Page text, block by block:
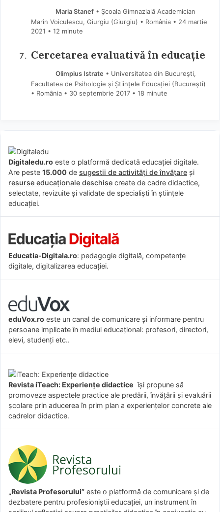
Maria Stanef• Școala Gimnazială Academician
Marin Voiculescu, Giurgiu (Giurgiu) • România
24 martie
2021 • 12 minute
Cercetarea evaluativă în educație
Olimpius Istrate • Universitatea din București,
Facultatea de Psihologie și Științele Educației (Bucureşti)
• România
30 septembrie 2017 • 18 minute
Digitaledu.ro este o platformă dedicată educației digitale.
Are peste 15.000 de sugestii de activități de învățare și
resurse educaționale deschise create de cadre didactice,
selectate, revizuite și validate de specialiști în științele
educației.
Educatia-Digitala.ro: pedagogie digitală, competențe
digitale, digitalizarea educației.
eduVox.ro este un canal de comunicare și informare pentru
persoane implicate în mediul educațional: profesori, directori,
elevi, studenți etc..
Revista iTeach: Experienţe didactice îşi propune să
promoveze aspectele practice ale predării, învăţării şi evaluării
şcolare prin aducerea în prim plan a experienţelor concrete ale
cadrelor didactice.
„Revista Profesorului” este o platformă de comunicare și de
dezbatere pentru profesioniștii educației, un instrument în